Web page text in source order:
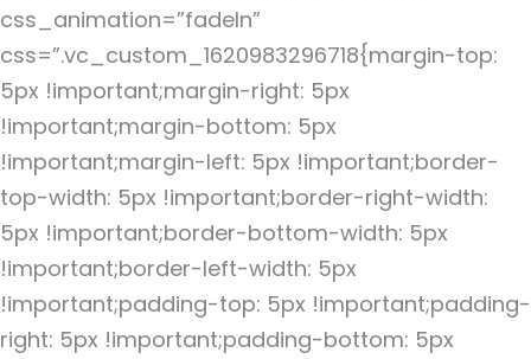
css_animation=”fadeIn”
css=”.vc_custom_1620983296718{margin-top:
5px !important;margin-right: 5px
!important;margin-bottom: 5px
!important;margin-left: 5px !important;border-
top-width: 5px !important;border-right-width:
5px !important;border-bottom-width: 5px
!important;border-left-width: 5px
!important;padding-top: 5px !important;padding-
right: 5px !important;padding-bottom: 5px